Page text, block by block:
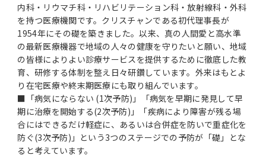
内科・リウマチ科・リハビリテーション科・放射線科・外科
を持つ医療機関です。クリスチャンである初代理事長が
1954年にその礎を築きました。以来、真の人間愛と高水準
の最新医療機器で地域の人々の健康を守りたいと願い、地域
の皆様によりよい診療サービスを提供するために徹底した教
育、研修する体制を整え日々研鑽しています。外来はもとよ
り在宅医療や終末期医療にも取り組んでいます。
■「病気にならない (1次予防)」「病気を早期に発見して早
期に治療を開始する(2次予防)」「疾病により障害が残る場
合にはできるだけ軽症に、あるいは合併症を防いで重症化を
防ぐ(3次予防)」という3つのステージでの予防が「礎」とな
ると考えています。